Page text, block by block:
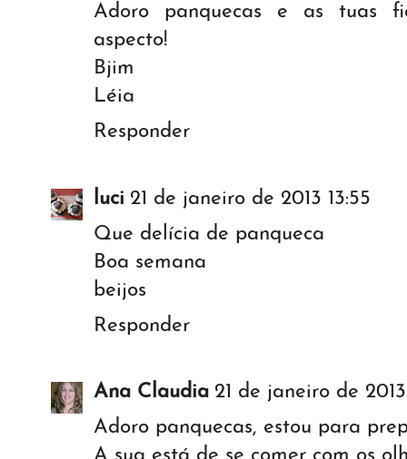
Adoro panquecas e as tuas
aspecto!
Bjim
Léia
Responder
luci 21 de janeiro de 2013 13:55
Que delícia de panqueca
Boa semana
beijos
Responder
Ana Claudia 21 de janeiro de 2013
Adoro panquecas, estou para